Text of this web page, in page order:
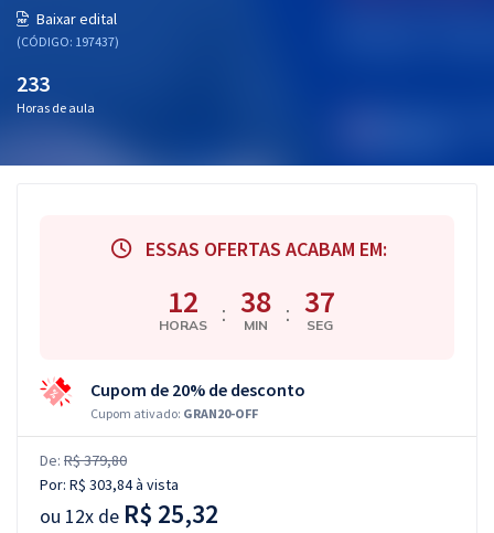
Blog
Aprovados
Baixar edital
(CÓDIGO: 197437)
233
Horas de aula
ESSAS OFERTAS ACABAM EM:
12
HORAS : 38
MIN : 36
SEG
Cupom de 20% de desconto
Cupom ativado: GRAN20-OFF
De: R$ 379,80
Por: R$ 303,84à vista
ou 12x de R$ 25,32